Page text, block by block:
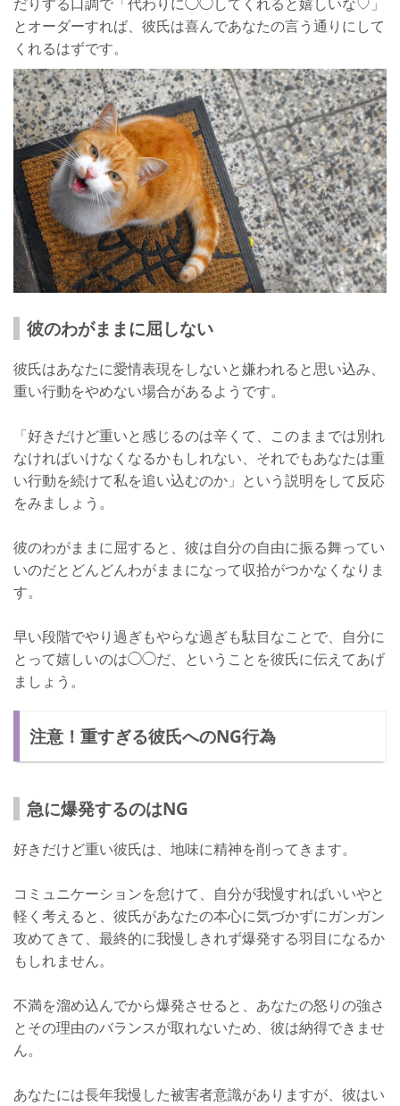
とオーダーすれば、彼氏は喜んであなたの言う通りにして
くれるはずです。
彼のわがままに屈しない
彼氏はあなたに愛情表現をしないと嫌われると思い込み、
重い行動をやめない場合があるようです。
「好きだけど重いと感じるのは辛くて、このままでは別れ
なければいけなくなるかもしれない、それでもあなたは重
い行動を続けて私を追い込むのか」という説明をして反応
をみましょう。
彼のわがままに屈すると、彼は自分の自由に振る舞ってい
いのだとどんどんわがままになって収拾がつかなくなりま
す。
早い段階でやり過ぎもやらな過ぎも駄目なことで、自分に
とって嬉しいのは◯◯だ、ということを彼氏に伝えてあげ
ましょう。
注意！重すぎる彼氏へのNG行為
急に爆発するのはNG
好きだけど重い彼氏は、地味に精神を削ってきます。
コミュニケーションを怠けて、自分が我慢すればいいやと
軽く考えると、彼氏があなたの本心に気づかずにガンガン
攻めてきて、最終的に我慢しきれず爆発する羽目になるか
もしれません。
不満を溜め込んでから爆発させると、あなたの怒りの強さ
とその理由のバランスが取れないため、彼は納得できませ
ん。
あなたには長年我慢した被害者意識がありますが、彼はい